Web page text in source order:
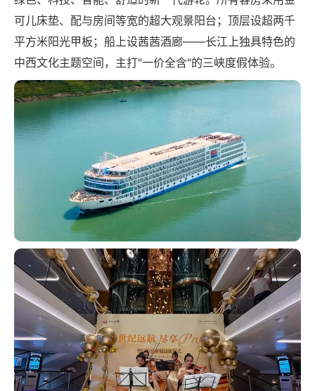
可儿床垫、配与房间等宽的超大观景阳台；顶层设超两千
平方米阳光甲板；船上设茜茜酒廊——长江上独具特色的
中西文化主题空间，主打"一价全含"的三峡度假体验。